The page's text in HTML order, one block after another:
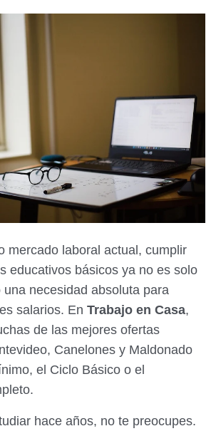
mercado laboral actual, cumplir
educativos básicos ya no es solo
una necesidad absoluta para
salarios. En Trabajo en Casa,
de las mejores ofertas
Canelones y Maldonado
el Ciclo Básico o el
hace años, no te preocupes.